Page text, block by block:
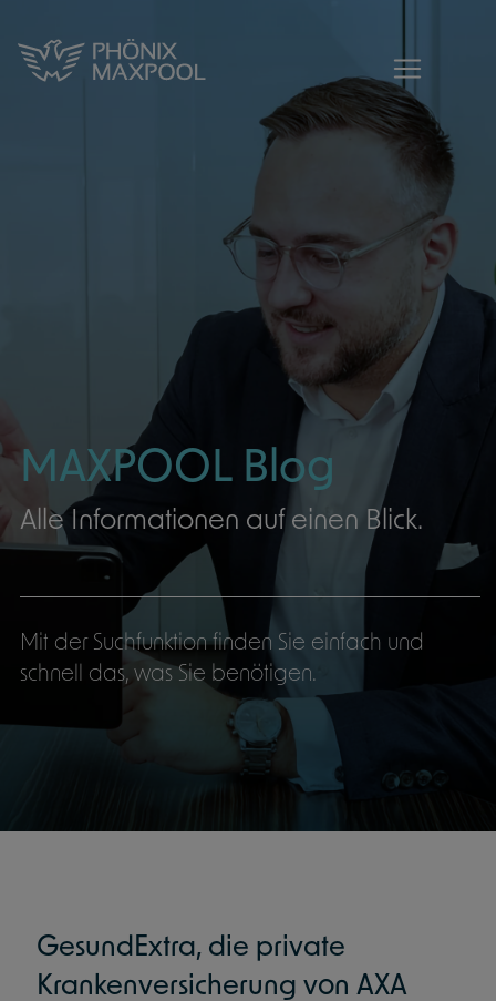
MAXPOOL - Zur Startseite
MAXPOOL Blog
Alle Informationen auf einen Blick.
Mit der Suchfunktion finden Sie einfach und
schnell das, was Sie benötigen.
GesundExtra, die private
Krankenversicherung von AXA